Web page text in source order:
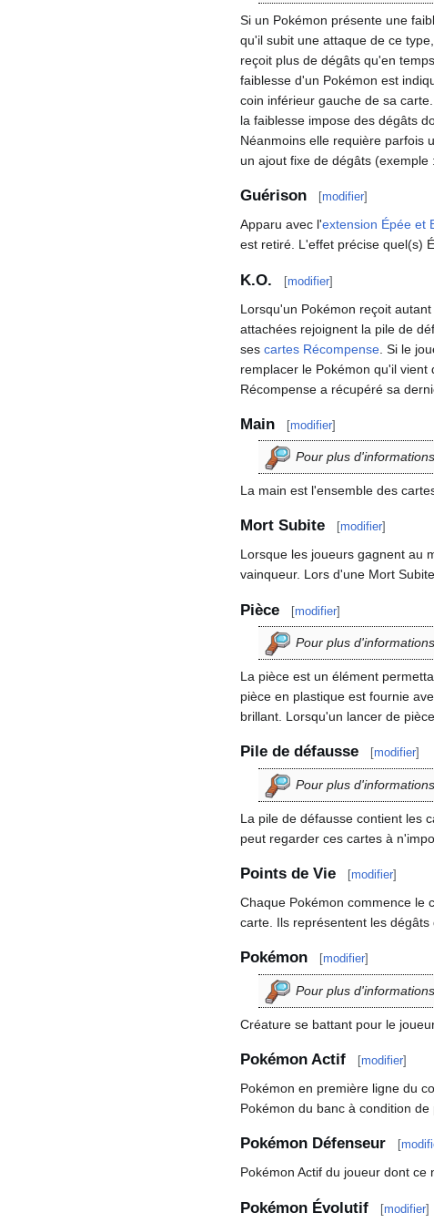
Si un Pokémon présente une
qu'il subit une attaque de ce
reçoit plus de dégâts qu'en
faiblesse d'un Pokémon est
coin inférieur gauche de sa carte.
la faiblesse impose des dégâts
Néanmoins elle requière parfois
un ajout fixe de dégâts (exemple
Guérison [modifier]
Apparu avec l'extension Épée et
est retiré. L'effet précise quel(s)
K.O. [modifier]
Lorsqu'un Pokémon reçoit
attachées rejoignent la pile de
ses cartes Récompense . Si le
remplacer le Pokémon qu'il
Récompense a récupéré sa
Main [modifier]
Pour plus
La main est l'ensemble des
Mort Subite [modifier]
Lorsque les joueurs gagnent au
vainqueur. Lors d'une Mort
Pièce [modifier]
Pour plus
La pièce est un élément
pièce en plastique est fournie
brillant. Lorsqu'un lancer de
Pile de défausse [modifier]
Pour plus
La pile de défausse contient les
peut regarder ces cartes à
Points de Vie [modifier]
Chaque Pokémon commence le
carte. Ils représentent les
Pokémon [modifier]
Pour plus
Créature se battant pour le
Pokémon Actif [modifier]
Pokémon en première ligne du
Pokémon du banc à condition
Pokémon Défenseur [
Pokémon Actif du joueur dont ce
Pokémon Évolutif [modifier]